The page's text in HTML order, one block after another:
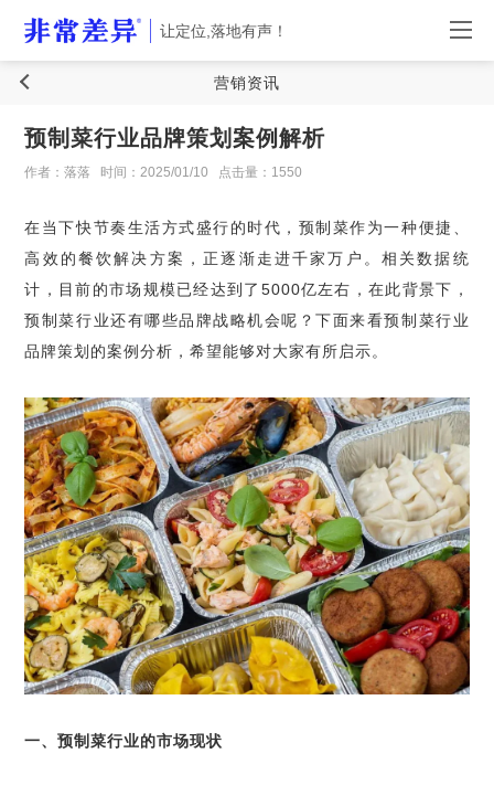
让定位,落地有声！
营销资讯
预制菜行业品牌策划案例解析
作者：落落 时间：2025/01/10 点击量：1550
在当下快节奏生活方式盛行的时代，预制菜作为一种便捷、
高效的餐饮解决方案，正逐渐走进千家万户。相关数据统
计，目前的市场规模已经达到了5000亿左右，在此背景下，
预制菜行业还有哪些品牌战略机会呢？下面来看预制菜行业
品牌策划的案例分析，希望能够对大家有所启示。
一、预制菜行业的市场现状